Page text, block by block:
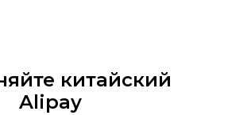
китайский
Alipay